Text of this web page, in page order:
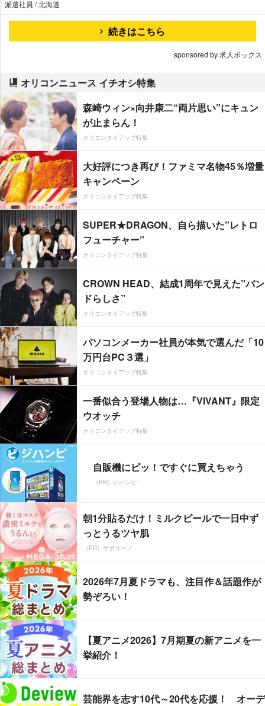
派遣社員 / 北海道
続きはこちら
sponsored by 求人ボックス
オリコンニュース イチオシ特集
森崎ウィン×向井康二“両片思い”にキュン
が止まらん！
オリコンタイアップ特集
大好評につき再び！ファミマ名物45％増量
キャンペーン
オリコンタイアップ特集
SUPER★DRAGON、自ら描いた”レトロ
フューチャー”
オリコンタイアップ特集
CROWN HEAD、結成1周年で見えた”バン
ドらしさ”
オリコンタイアップ特集
パソコンメーカー社員が本気で選んだ「10
万円台PC３選」
オリコンタイアップ特集
一番似合う登場人物は…『VIVANT』限定
ウオッチ
オリコンタイアップ特集
自販機にピッ！ですぐに買えちゃう
（PR）ジハンピ
朝1分貼るだけ！ミルクピールで一日中ず
っとうるツヤ肌
（PR）サボリーノ
2026年7月夏ドラマも、注目作＆話題作が
勢ぞろい！
【夏アニメ2026】7月期夏の新アニメを一
挙紹介！
芸能界を志す10代～20代を応援！ オーデ